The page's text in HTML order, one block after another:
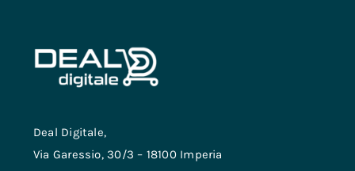
Deal Digitale,
Via Garessio, 30/3 – 18100 Imperia